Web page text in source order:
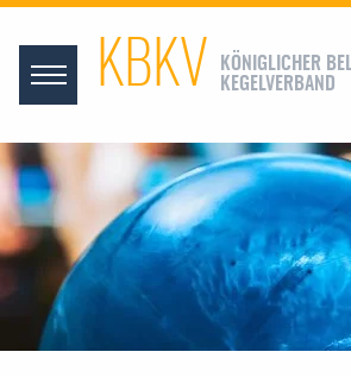
KBKV
KÖNIGLICHER
KEGELVERBAND